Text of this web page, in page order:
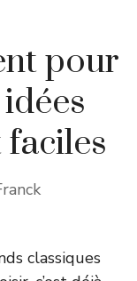
pour
classiques